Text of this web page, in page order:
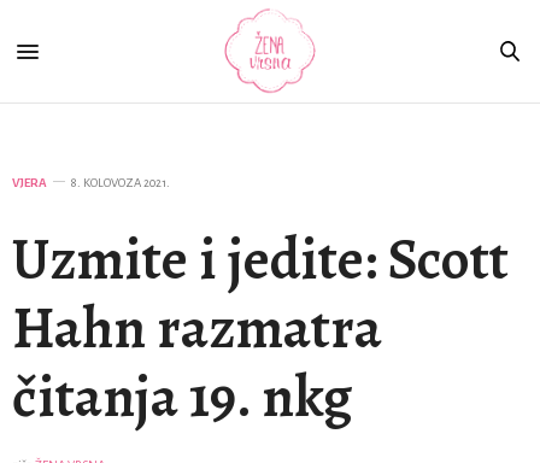
VJERA 8. KOLOVOZA 2021.
Uzmite i jedite: Scott
Hahn razmatra
čitanja 19. nkg